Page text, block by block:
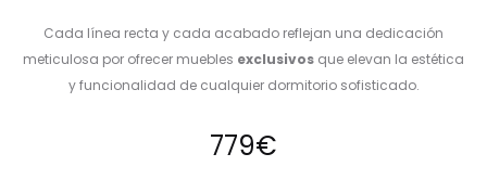
Cada línea recta y cada acabado reflejan una dedicación
meticulosa por ofrecer muebles exclusivos que elevan la estética
y funcionalidad de cualquier dormitorio sofisticado.
779€